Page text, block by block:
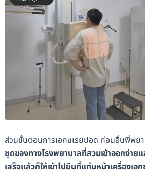
ส่วนขั้นตอนการเอกซเรย์ปอด ก่อนอื่นพี่พยา
ชุดของทางโรงพยาบาลที่สวมเข้าออกง่าย
เสร็จแล้วก็ให้เข้าไปยืนที่แท่นหน้าเครื่องเอก